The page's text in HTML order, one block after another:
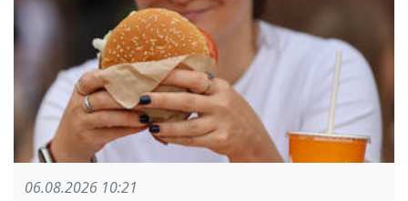
06.08.2026 10:21